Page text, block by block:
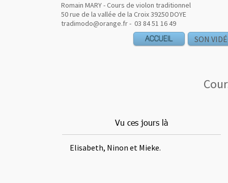
SON
Romain MARY - Cours de violon traditionnel
50 rue de la vallée de la Croix 39250 DOYE
tradimodo@orange.fr - 03 84 51 16 49
ACCUEIL
Vu ces jours là
Elisabeth, Ninon et Mieke.